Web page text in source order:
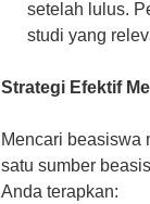
setelah lulus.
studi yang
Strategi Efektif
Mencari beasiswa
satu sumber
Anda terapkan: